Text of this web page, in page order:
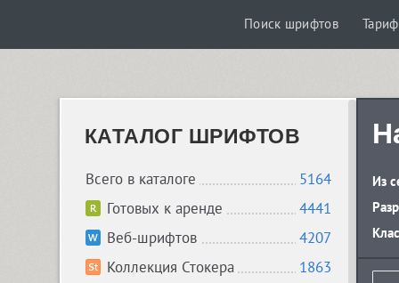
Поиск шрифтов
КАТАЛОГ ШРИФТОВ
Всего в каталоге
5164
Готовых к аренде
4441
Веб-шрифтов
4207
Коллекция Стокера
1863
Из